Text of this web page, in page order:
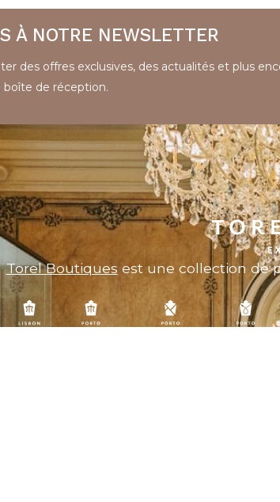
À NOTRE NEWSLETTER
des offres exclusives, des actualités et plus
de réception.
Torel Boutiques est une collection de